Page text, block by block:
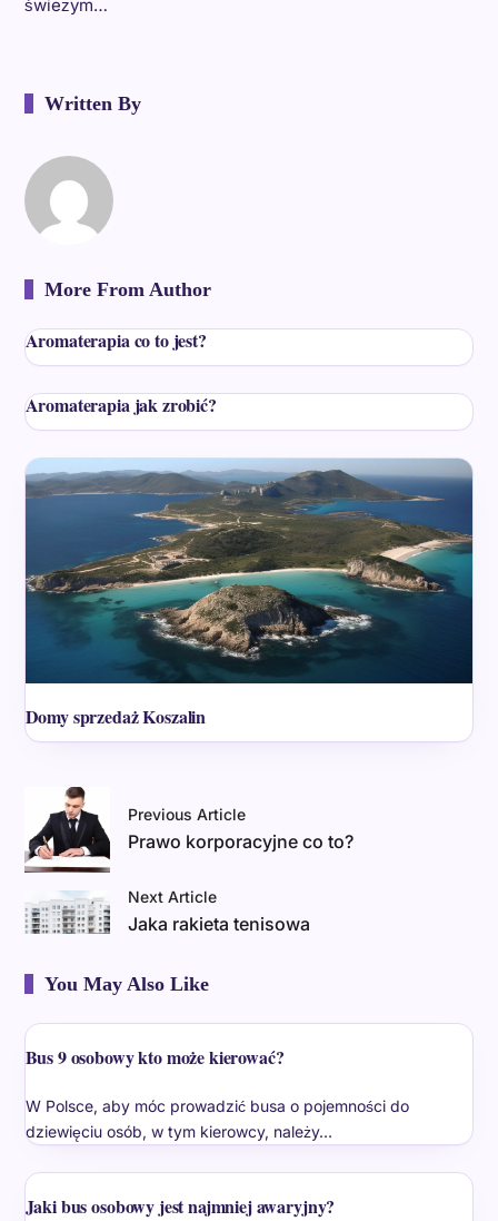
świeżym…
Written By
More From Author
Aromaterapia co to jest?
Aromaterapia jak zrobić?
Domy sprzedaż Koszalin
Previous Article
Prawo korporacyjne co to?
Next Article
Jaka rakieta tenisowa
You May Also Like
Bus 9 osobowy kto może kierować?
W Polsce, aby móc prowadzić busa o pojemności do
dziewięciu osób, w tym kierowcy, należy…
Jaki bus osobowy jest najmniej awaryjny?